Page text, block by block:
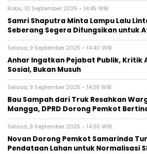
Rabu, 10 September 2025 - 14:45 WIB
Samri Shaputra Minta Lampu Lalu
Seberang Segera Difungsikan untuk
Selasa, 9 September 2025 - 14:40 WIB
Anhar Ingatkan Pejabat Publik, Kritik
Sosial, Bukan Musuh
Selasa, 9 September 2025 - 14:38 WIB
Bau Sampah dari Truk Resahkan
Mangga, DPRD Dorong Pemkot
Selasa, 9 September 2025 - 14:36 WIB
Novan Dorong Pemkot Samarinda
Pendataan Lahan untuk Normalisasi